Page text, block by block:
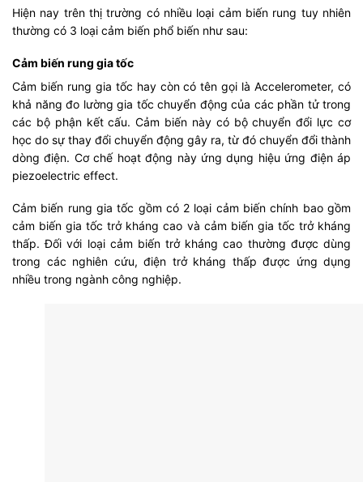
Hiện nay trên thị trường có nhiều loại cảm biến rung tuy nhiên
thường có 3 loại cảm biến phổ biến như sau:
Cảm biến rung gia tốc
Cảm biến rung gia tốc hay còn có tên gọi là Accelerometer, có
khả năng đo lường gia tốc chuyển động của các phần tử trong
các bộ phận kết cấu. Cảm biến này có bộ chuyển đổi lực cơ
học do sự thay đổi chuyển động gây ra, từ đó chuyển đổi thành
dòng điện. Cơ chế hoạt động này ứng dụng hiệu ứng điện áp
piezoelectric effect.
Cảm biến rung gia tốc gồm có 2 loại cảm biến chính bao gồm
cảm biến gia tốc trở kháng cao và cảm biến gia tốc trở kháng
thấp. Đối với loại cảm biến trở kháng cao thường được dùng
trong các nghiên cứu, điện trở kháng thấp được ứng dụng
nhiều trong ngành công nghiệp.